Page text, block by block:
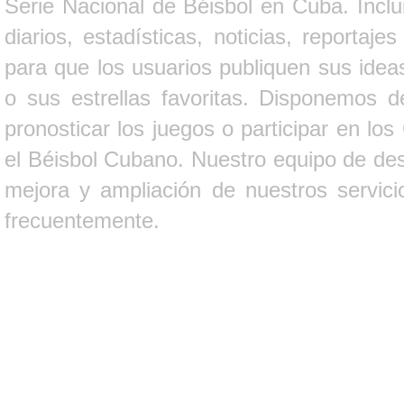
Serie Nacional de Béisbol en Cuba.
diarios, estadísticas, noticias,
para que los usuarios publiquen sus
o sus estrellas favoritas. Disponemos
pronosticar los juegos o participar en
el Béisbol Cubano. Nuestro equipo de
mejora y ampliación de nuestros
frecuentemente.